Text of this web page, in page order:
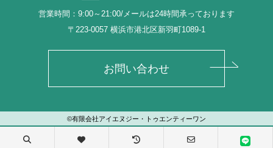
営業時間：9:00～21:00/メールは24時間承っております
〒223-0057 横浜市港北区新羽町1089-1
お問い合わせ
©有限会社アイエヌジー・トゥエンティーワン